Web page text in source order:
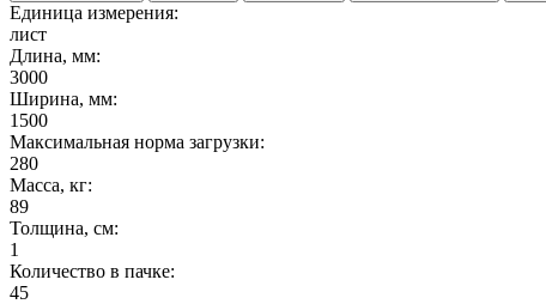
Единица измерения:
лист
Длина, мм:
3000
Ширина, мм:
1500
Максимальная норма загрузки:
280
Масса, кг:
89
Толщина, см:
1
Количество в пачке:
45